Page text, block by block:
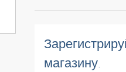
магазину.